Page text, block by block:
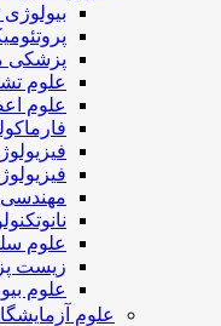
بیولوژی
پزشکی
علوم
علوم
علوم
زیست
علوم
علوم